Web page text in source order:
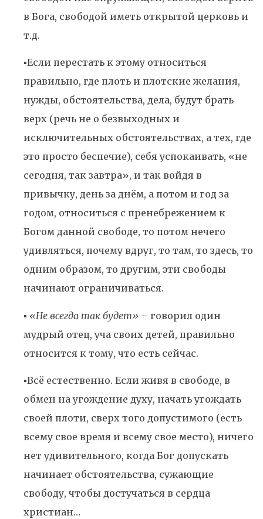
в Бога, свободой иметь открытой церковь и
т.д.
▪️Если перестать к этому относиться
правильно, где плоть и плотские желания,
нужды, обстоятельства, дела, будут брать
верх (речь не о безвыходных и
исключительных обстоятельствах, а тех, где
это просто беспечие), себя успокаивать, «не
сегодня, так завтра», и так войдя в
привычку, день за днём, а потом и год за
годом, относиться с пренебрежением к
Богом данной свободе, то потом нечего
удивляться, почему вдруг, то там, то здесь, то
одним образом, то другим, эти свободы
начинают ограничиваться.
▪️ «Не всегда так будет» – говорил один
мудрый отец, уча своих детей, правильно
относится к тому, что есть сейчас.
▪️Всё естественно. Если живя в свободе, в
обмен на угождение духу, начать угождать
своей плоти, сверх того допустимого (есть
всему свое время и всему свое место), ничего
нет удивительного, когда Бог допускать
начинает обстоятельства, сужающие
свободу, чтобы достучаться в сердца
христиан…